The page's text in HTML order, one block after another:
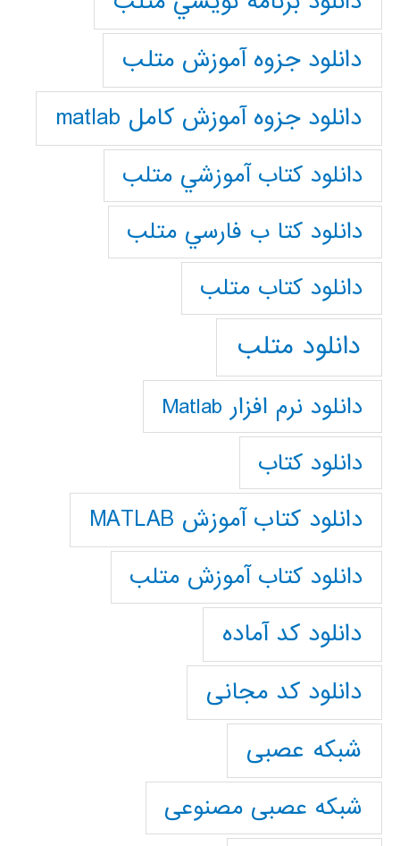
دانلود جزوه آموزش متلب
دانلود جزوه آموزش کامل matlab
دانلود كتاب آموزشي متلب
دانلود كتا ب فارسي متلب
دانلود كتاب متلب
دانلود متلب
دانلود نرم افزار Matlab
دانلود کتاب
دانلود کتاب آموزش MATLAB
دانلود کتاب آموزش متلب
دانلود کد آماده
دانلود کد مجانی
شبکه عصبی
شبکه عصبی مصنوعی